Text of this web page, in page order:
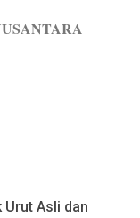
Urut Asli dan